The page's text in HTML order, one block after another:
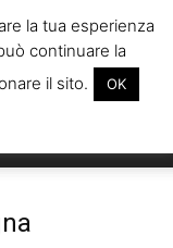
la tua esperienza
continuare la
il sito.
OK